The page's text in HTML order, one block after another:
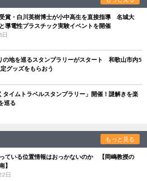
賞・白川英樹博士が小中高生を直接指導 名城大
導電性プラスチック実験イベントを開催
の地を巡るスタンプラリーがスタート 和歌山市内5
グッズをもらおう
タイムトラベルスタンプラリー」開催！謎解きを楽
巡る
もっと見る
ている位置情報はおっかないのか 【岡嶋教授の
】
日